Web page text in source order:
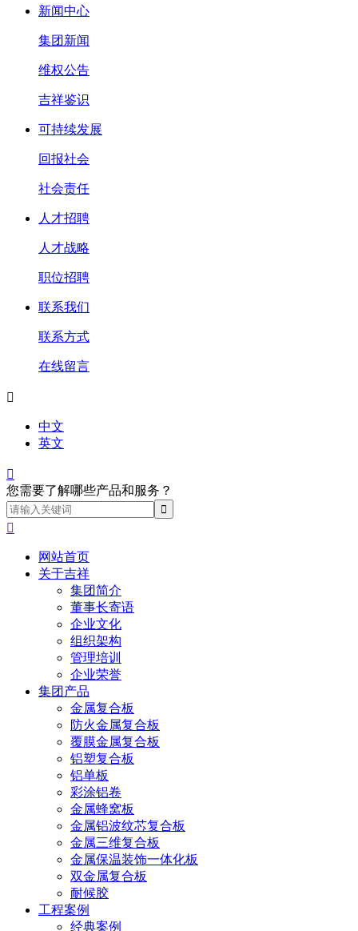
新闻中心
集团新闻
维权公告
吉祥鉴识
可持续发展
回报社会
社会责任
人才招聘
人才战略
职位招聘
联系我们
联系方式
在线留言

中文
英文

您需要了解哪些产品和服务？

网站首页
关于吉祥
集团简介
董事长寄语
企业文化
组织架构
管理培训
企业荣誉
集团产品
金属复合板
防火金属复合板
覆膜金属复合板
铝塑复合板
铝单板
彩涂铝卷
金属蜂窝板
金属铝波纹芯复合板
金属三维复合板
金属保温装饰一体化板
双金属复合板
耐候胶
工程案例
经典案例